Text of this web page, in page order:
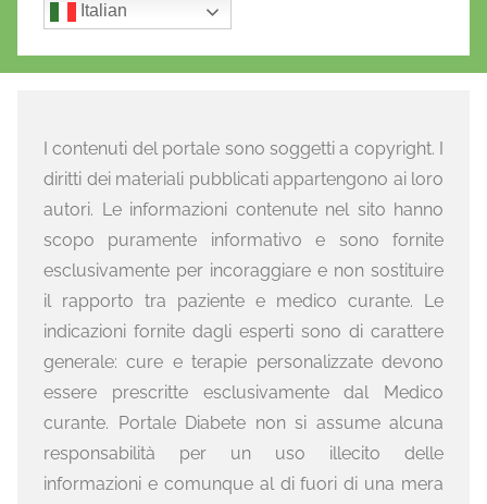
Italian
I contenuti del portale sono soggetti a copyright. I
diritti dei materiali pubblicati appartengono ai loro
autori. Le informazioni contenute nel sito hanno
scopo puramente informativo e sono fornite
esclusivamente per incoraggiare e non sostituire
il rapporto tra paziente e medico curante. Le
indicazioni fornite dagli esperti sono di carattere
generale: cure e terapie personalizzate devono
essere prescritte esclusivamente dal Medico
curante. Portale Diabete non si assume alcuna
responsabilità per un uso illecito delle
informazioni e comunque al di fuori di una mera